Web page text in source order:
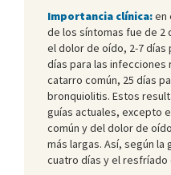
Importancia clínica:en
de los síntomas fue de 2
el dolor de oído, 2-7 días
días para las infecciones
catarro común, 25 días
bronquiolitis. Estos
guías actuales, excepto
común y del dolor de
más largas. Así, según la
cuatro días y el resfríado